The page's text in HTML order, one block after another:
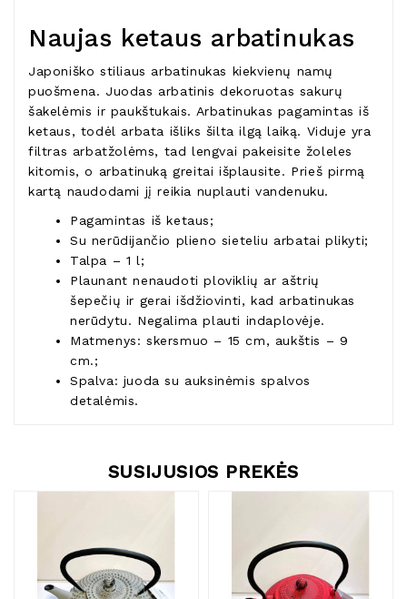
Naujas ketaus arbatinukas
Japoniško stiliaus arbatinukas kiekvienų namų
puošmena. Juodas arbatinis dekoruotas sakurų
šakelėmis ir paukštukais. Arbatinukas pagamintas iš
ketaus, todėl arbata išliks šilta ilgą laiką. Viduje yra
filtras arbatžolėms, tad lengvai pakeisite žoleles
kitomis, o arbatinuką greitai išplausite. Prieš pirmą
kartą naudodami jį reikia nuplauti vandenuku.
Pagamintas iš ketaus;
Su nerūdijančio plieno sieteliu arbatai plikyti;
Talpa – 1 l;
Plaunant nenaudoti ploviklių ar aštrių
šepečių ir gerai išdžiovinti, kad arbatinukas
nerūdytu. Negalima plauti indaplovėje.
Matmenys: skersmuo – 15 cm, aukštis – 9
cm.;
Spalva: juoda su auksinėmis spalvos
detalėmis.
SUSIJUSIOS PREKĖS